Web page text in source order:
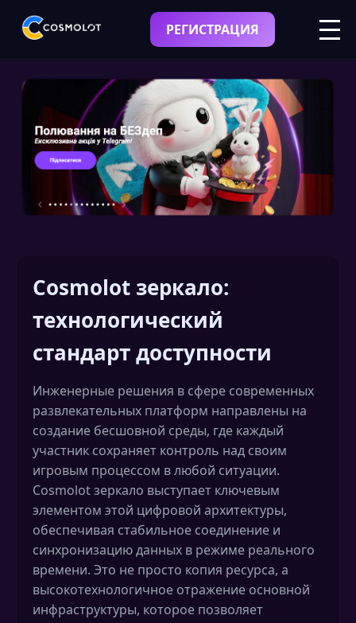
РЕГИСТРАЦИЯ
Cosmolot зеркало:
технологический
стандарт доступности
Инженерные решения в сфере современных
развлекательных платформ направлены на
создание бесшовной среды, где каждый
участник сохраняет контроль над своим
игровым процессом в любой ситуации.
Cosmolot зеркало выступает ключевым
элементом этой цифровой архитектуры,
обеспечивая стабильное соединение и
синхронизацию данных в режиме реального
времени. Это не просто копия ресурса, а
высокотехнологичное отражение основной
инфраструктуры, которое позволяет